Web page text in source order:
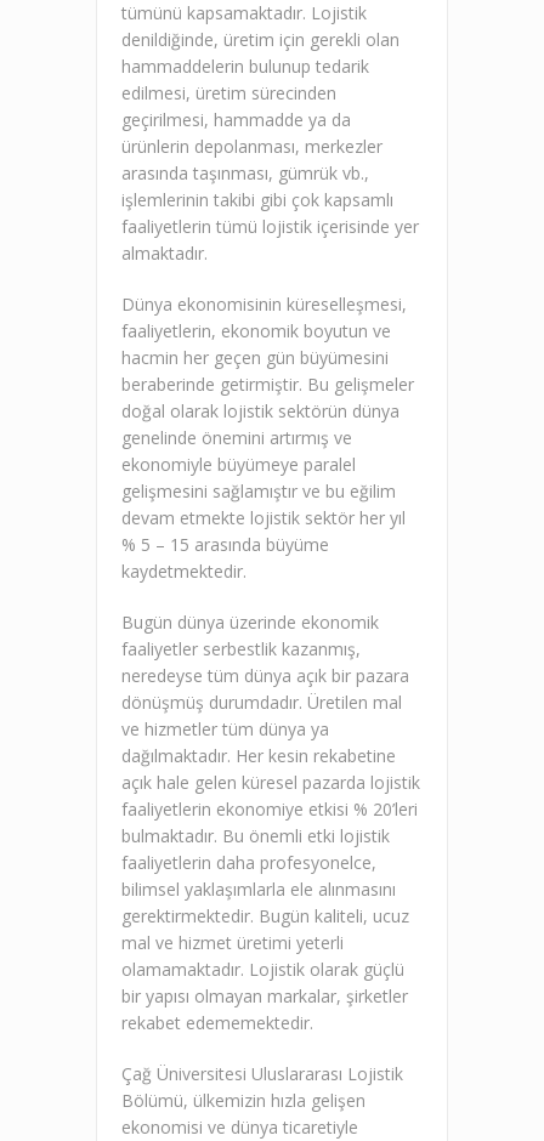
tümünü kapsamaktadır. Lojistik
denildiğinde, üretim için gerekli olan
hammaddelerin bulunup tedarik
edilmesi, üretim sürecinden
geçirilmesi, hammadde ya da
ürünlerin depolanması, merkezler
arasında taşınması, gümrük vb.,
işlemlerinin takibi gibi çok kapsamlı
faaliyetlerin tümü lojistik içerisinde yer
almaktadır.
Dünya ekonomisinin küreselleşmesi,
faaliyetlerin, ekonomik boyutun ve
hacmin her geçen gün büyümesini
beraberinde getirmiştir. Bu gelişmeler
doğal olarak lojistik sektörün dünya
genelinde önemini artırmış ve
ekonomiyle büyümeye paralel
gelişmesini sağlamıştır ve bu eğilim
devam etmekte lojistik sektör her yıl
% 5 – 15 arasında büyüme
kaydetmektedir.
Bugün dünya üzerinde ekonomik
faaliyetler serbestlik kazanmış,
neredeyse tüm dünya açık bir pazara
dönüşmüş durumdadır. Üretilen mal
ve hizmetler tüm dünya ya
dağılmaktadır. Her kesin rekabetine
açık hale gelen küresel pazarda lojistik
faaliyetlerin ekonomiye etkisi % 20’leri
bulmaktadır. Bu önemli etki lojistik
faaliyetlerin daha profesyonelce,
bilimsel yaklaşımlarla ele alınmasını
gerektirmektedir. Bugün kaliteli, ucuz
mal ve hizmet üretimi yeterli
olamamaktadır. Lojistik olarak güçlü
bir yapısı olmayan markalar, şirketler
rekabet edememektedir.
Çağ Üniversitesi Uluslararası Lojistik
Bölümü, ülkemizin hızla gelişen
ekonomisi ve dünya ticaretiyle